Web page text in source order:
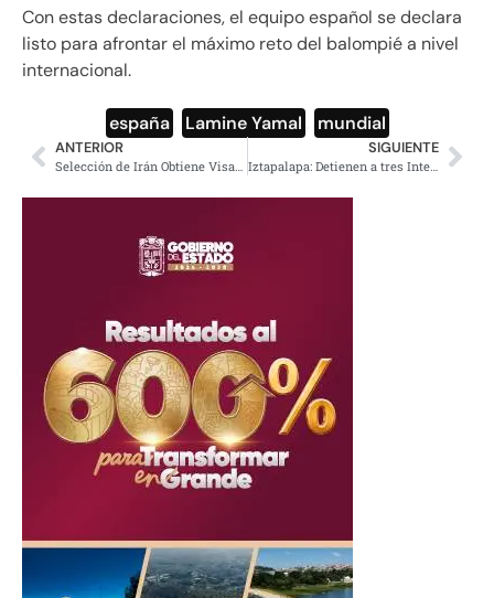
Con estas declaraciones, el equipo español se declara
listo para afrontar el máximo reto del balompié a nivel
internacional.
españa Lamine Yamal mundial
ANTERIOR
Selección de Irán Obtiene Visados para Instalar su Base en México
SIGUIENTE
Iztapalapa: Detienen a tres Integrantes de Los Tanzanios